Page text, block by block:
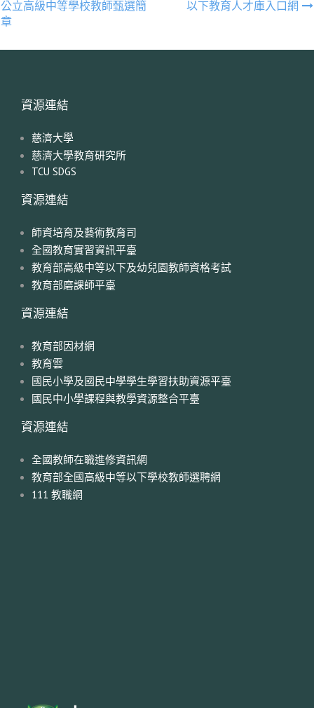
章
導
覽
公立高級中等學校教師甄選簡
章
以下教育人才庫入口網
資源連結
慈濟大學
慈濟大學教育研究所
TCU SDGS
資源連結
師資培育及藝術教育司
全國教育實習資訊平臺
教育部高級中等以下及幼兒園教師資格考試
教育部磨課師平臺
資源連結
教育部因材網
教育雲
國民小學及國民中學學生學習扶助資源平臺
國民中小學課程與教學資源整合平臺
資源連結
全國教師在職進修資訊網
教育部全國高級中等以下學校教師選聘網
111 教職網